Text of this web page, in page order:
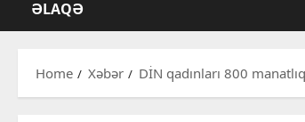
ƏLAQƏ
Home Xəbər DİN qadınları 800